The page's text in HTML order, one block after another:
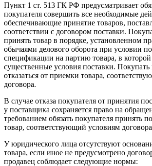
Пункт 1 ст. 513 ГК РФ предусматривает
покупателя совершить все необходимые
обеспечивающие принятие товаров,
соответствии с договором поставки.
принять товар в порядке, установленном
обычаями делового оборота при условии
спецификации на партию товара, в которой
существенные условия поставки. Покупать
отказаться от приемки товара,
договора.
В случае отказа покупателя от принятия
у поставщика сохраняется право на
требованием обязать покупателя принять
товар, соответствующий условиям
У юридического лица отсутствуют
товара, если иное не предусмотрено
продавец соблюдает следующие нормы: